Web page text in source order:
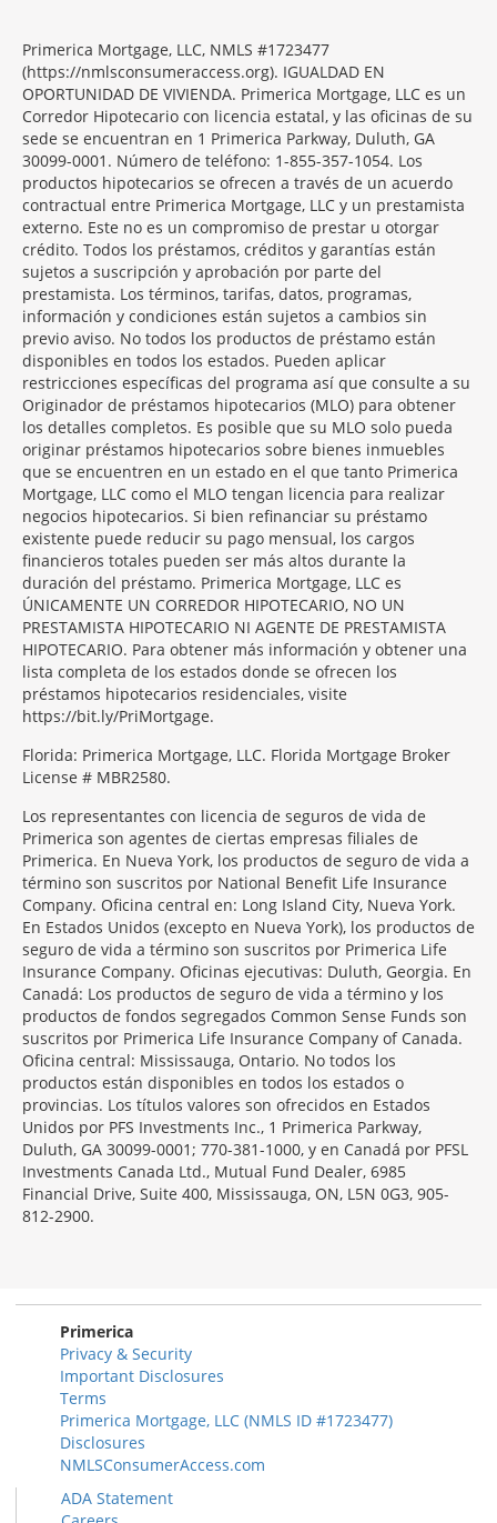
Primerica Mortgage, LLC, NMLS #1723477
(https://nmlsconsumeraccess.org). IGUALDAD EN
OPORTUNIDAD DE VIVIENDA. Primerica Mortgage, LLC es un
Corredor Hipotecario con licencia estatal, y las oficinas de su
sede se encuentran en 1 Primerica Parkway, Duluth, GA
30099-0001. Número de teléfono: 1-855-357-1054. Los
productos hipotecarios se ofrecen a través de un acuerdo
contractual entre Primerica Mortgage, LLC y un prestamista
externo. Este no es un compromiso de prestar u otorgar
crédito. Todos los préstamos, créditos y garantías están
sujetos a suscripción y aprobación por parte del
prestamista. Los términos, tarifas, datos, programas,
información y condiciones están sujetos a cambios sin
previo aviso. No todos los productos de préstamo están
disponibles en todos los estados. Pueden aplicar
restricciones específicas del programa así que consulte a su
Originador de préstamos hipotecarios (MLO) para obtener
los detalles completos. Es posible que su MLO solo pueda
originar préstamos hipotecarios sobre bienes inmuebles
que se encuentren en un estado en el que tanto Primerica
Mortgage, LLC como el MLO tengan licencia para realizar
negocios hipotecarios. Si bien refinanciar su préstamo
existente puede reducir su pago mensual, los cargos
financieros totales pueden ser más altos durante la
duración del préstamo. Primerica Mortgage, LLC es
ÚNICAMENTE UN CORREDOR HIPOTECARIO, NO UN
PRESTAMISTA HIPOTECARIO NI AGENTE DE PRESTAMISTA
HIPOTECARIO. Para obtener más información y obtener una
lista completa de los estados donde se ofrecen los
préstamos hipotecarios residenciales, visite
https://bit.ly/PriMortgage.
Florida: Primerica Mortgage, LLC. Florida Mortgage Broker
License # MBR2580.
Los representantes con licencia de seguros de vida de
Primerica son agentes de ciertas empresas filiales de
Primerica. En Nueva York, los productos de seguro de vida a
término son suscritos por National Benefit Life Insurance
Company. Oficina central en: Long Island City, Nueva York.
En Estados Unidos (excepto en Nueva York), los productos de
seguro de vida a término son suscritos por Primerica Life
Insurance Company. Oficinas ejecutivas: Duluth, Georgia. En
Canadá: Los productos de seguro de vida a término y los
productos de fondos segregados Common Sense Funds son
suscritos por Primerica Life Insurance Company of Canada.
Oficina central: Mississauga, Ontario. No todos los
productos están disponibles en todos los estados o
provincias. Los títulos valores son ofrecidos en Estados
Unidos por PFS Investments Inc., 1 Primerica Parkway,
Duluth, GA 30099-0001; 770-381-1000, y en Canadá por PFSL
Investments Canada Ltd., Mutual Fund Dealer, 6985
Financial Drive, Suite 400, Mississauga, ON, L5N 0G3, 905-
812-2900.
Primerica
Privacy & Security
Important Disclosures
Terms
Primerica Mortgage, LLC (NMLS ID #1723477)
Disclosures
NMLSConsumerAccess.com
ADA Statement